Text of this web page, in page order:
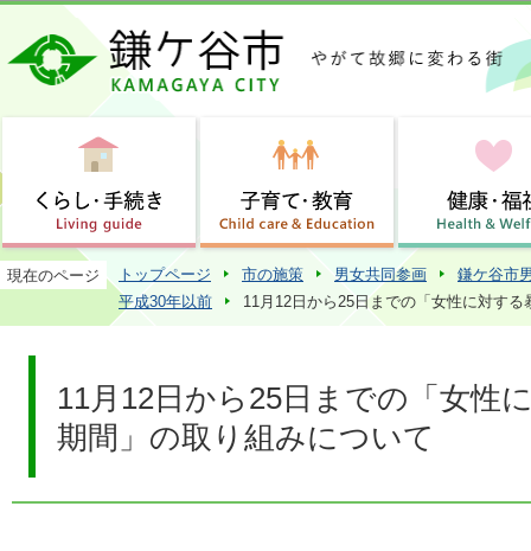
この
現在のページ トップページ 市の施策 男女共同参画
鎌ケ谷市
平成30年以前
11月12日から25日までの「女性に対す
11月12日から25日までの「女性
期間」の取り組みについて